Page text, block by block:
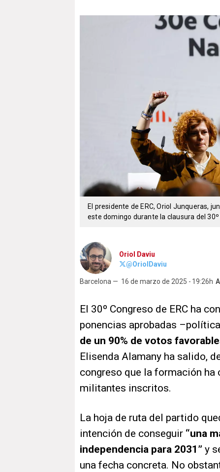
El presidente de ERC, Oriol Junqueras,
este domingo durante la clausura del 30º
Oriol Daviu
@OriolDaviu
Barcelona — 16 de marzo de 2025 19:26h
El 30º Congreso de ERC ha
ponencias aprobadas
de un 90% de votos
Elisenda Alamany ha salido,
congreso que la formación
militantes inscritos.
La hoja de ruta del partido
intención de conseguir “una
independencia para 2031” y
una fecha concreta. No